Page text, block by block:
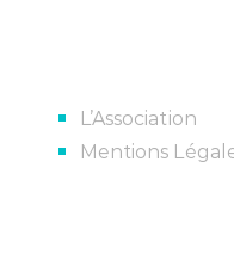
L’Association
Mentions